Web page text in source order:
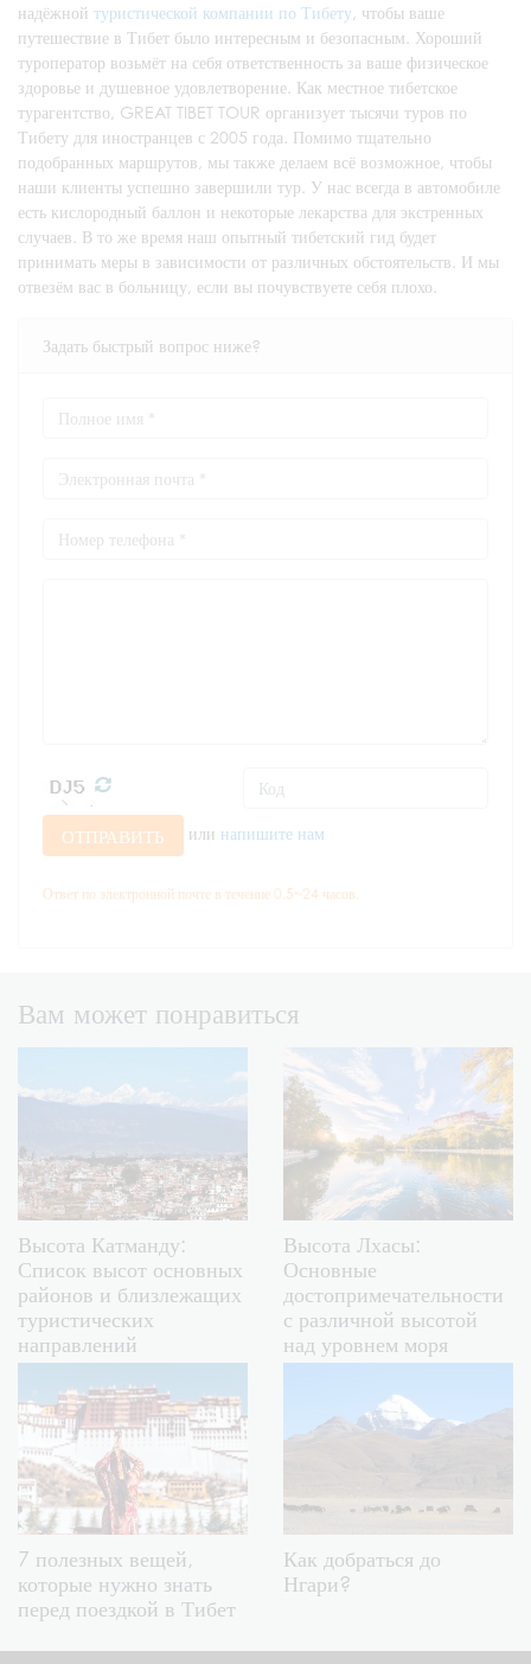
надёжной туристической компании по Тибету, чтобы ваше
путешествие в Тибет было интересным и безопасным. Хороший
туроператор возьмёт на себя ответственность за ваше физическое
здоровье и душевное удовлетворение. Как местное тибетское
турагентство, GREAT TIBET TOUR организует тысячи туров по
Тибету для иностранцев с 2005 года. Помимо тщательно
подобранных маршрутов, мы также делаем всё возможное, чтобы
наши клиенты успешно завершили тур. У нас всегда в автомобиле
есть кислородный баллон и некоторые лекарства для экстренных
случаев. В то же время наш опытный тибетский гид будет
принимать меры в зависимости от различных обстоятельств. И мы
отвезём вас в больницу, если вы почувствуете себя плохо.
Задать быстрый вопрос ниже?
ОТПРАВИТЬ или напишите нам
Ответ по электронной почте в течение 0.5~24 часов.
Вам может понравиться
Высота Катманду:
Список высот основных
районов и близлежащих
туристических
направлений
Высота Лхасы:
Основные
достопримечательности
с различной высотой
над уровнем моря
7 полезных вещей,
которые нужно знать
перед поездкой в Тибет
Как добраться до
Нгари?